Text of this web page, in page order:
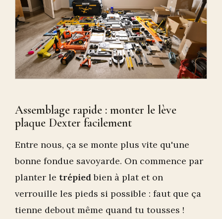
Assemblage rapide : monter le lève
plaque Dexter facilement
Entre nous, ça se monte plus vite qu'une
bonne fondue savoyarde. On commence par
planter le trépiedbien à plat et on
verrouille les pieds si possible : faut que ça
tienne debout même quand tu tousses !